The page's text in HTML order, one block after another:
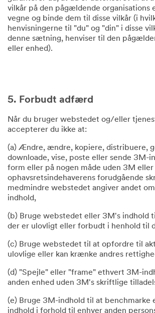
vilkår på den pågældende organisations
vegne og binde dem til disse vilkår (i
henvisningerne til "du" og "din" i disse
denne sætning, henviser til den
eller enhed).
5. Forbudt adfærd
Når du bruger webstedet og/eller
accepterer du ikke at:
(a) Ændre, ændre, kopiere, distribuere,
downloade, vise, poste eller sende 3M-
form eller på nogen måde uden 3M eller
ophavsretsindehaverens forudgående
medmindre webstedet angiver andet
indhold,
(b) Bruge webstedet eller 3M's indhold
der er ulovligt eller forbudt i henhold til
(c) Bruge webstedet til at opfordre til
ulovlige eller kan krænke andres
(d) "Spejle" eller "frame" ethvert 3M-
anden enhed uden 3M's skriftlige
(e) Bruge 3M-indhold til at benchmarke
indhold i forhold til enhver anden